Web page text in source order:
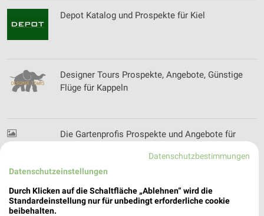
Depot Katalog und Prospekte für Kiel
Designer Tours Prospekte, Angebote, Günstige
Flüge für Kappeln
Die Gartenprofis Prospekte und Angebote für
dm Wochenprospekt & Angebote für Rendsburg
Datenschutzbestimmungen
Datenschutzeinstellungen
Durch Klicken auf die Schaltfläche „Ablehnen“ wird die
Standardeinstellung nur für unbedingt erforderliche cookie
beibehalten.